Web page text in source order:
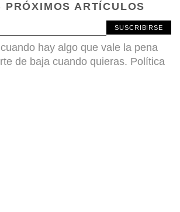
PRÓXIMOS ARTÍCULOS
SUSCRIBIRSE
hay algo que vale la pena
de baja cuando quieras. Política